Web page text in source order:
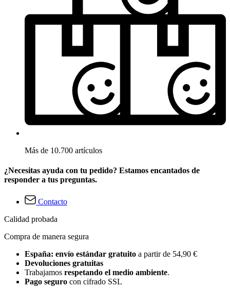
Más de 10.700 artículos
¿Necesitas ayuda con tu pedido? Estamos encantados de
responder a tus preguntas.
Contacto
Calidad probada
Compra de manera segura
España: envío estándar gratuito a partir de 54,90 €
Devoluciones gratuitas
Trabajamos respetando el medio ambiente.
Pago seguro con cifrado SSL